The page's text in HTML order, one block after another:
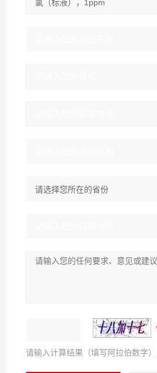
请输入计算结果（填写阿拉伯数字